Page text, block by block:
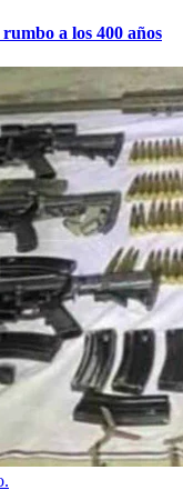
a los 400 años